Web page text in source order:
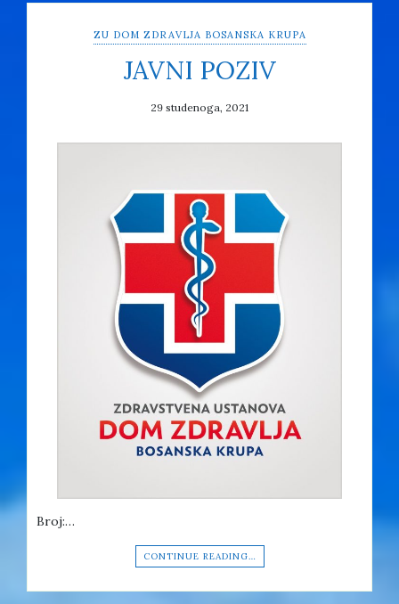
ZU DOM ZDRAVLJA BOSANSKA KRUPA
JAVNI POZIV
29 studenoga, 2021
Broj:…
CONTINUE READING…